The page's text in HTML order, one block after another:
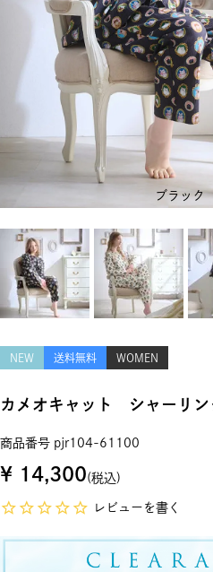
ブラック
NEW 送料無料 WOMEN
カメオキャット シャーリ
商品番号 pjr104-61100
¥ 14,300 税込
レビューを書く